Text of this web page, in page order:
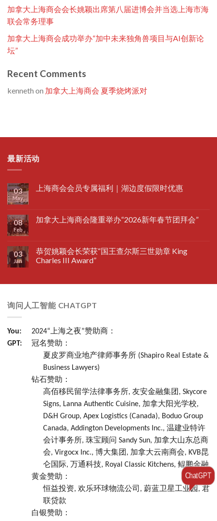
ChatGPT
加拿大上海商会会长姚颖出席第八届进博会并当选上海市海
联会常务理事
加拿大上海商会成功举办“加中未来独角兽项目与AI创新论
坛”
Recent Comments
kenneth on 加拿大上海商会 夏季烧烤派对
最新活动
03
May
上海商会会员专属福利｜湖边度假限时优惠
08
Feb
加拿大上海商会隆重举办“2026新年春节团拜会”
03
Jan
恭贺姚颖会长荣获“国王查尔斯三世勋章 King
Charles III Award”
询问人工智能 CHATGPT
You:
2024“上海之夜”赞助商：
GPT:
冠名赞助：
夏皮罗商业地产律师事务所 (Shapiro Real Estate &
Business Lawyers)
钻石赞助：
高佰移民留学法律事务所, 友安金融集团, Skycore
Signs, Lanna Authentic Cuisine, 加拿大阳光学校,
D&H Group, Apex Logistics (Canada), Boduo Group
Canada, Addington Developments Inc., 温建业特许
会计事务所, 珠宝顾问 Sandy Sun, 加拿大山东总商
会, Virgocx Inc., 博大集团, 加拿大云南商会, KVB昆
仑国际, 万通科技, Royal Classic Kitchens, 鲲鹏金融
黄金赞助：
恒益投资, 欢乐环球物流公司, 蔚蓝卫星工业园, 君
联贷款
白银赞助：